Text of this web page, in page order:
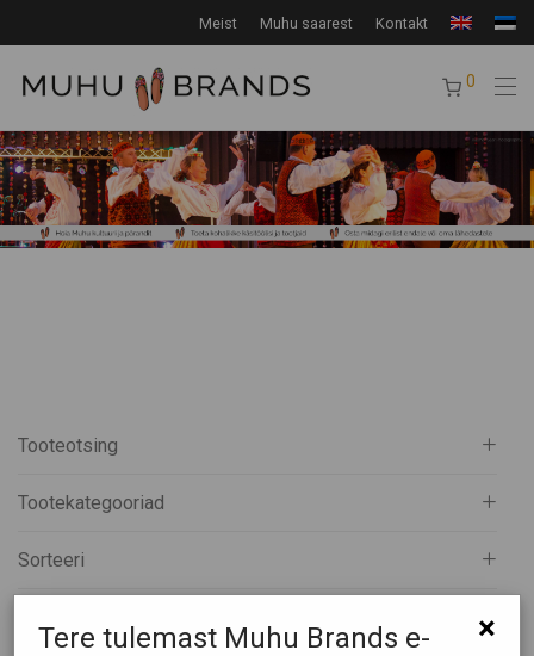
Meist Muhu saarest Kontakt
0
Tooteotsing
Tootekategooriad
Kõik
Brändid
Sorteeri
Populaarsus
×
Tere tulemast Muhu Brands e-